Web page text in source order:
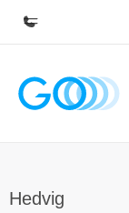
Home
Hedvig